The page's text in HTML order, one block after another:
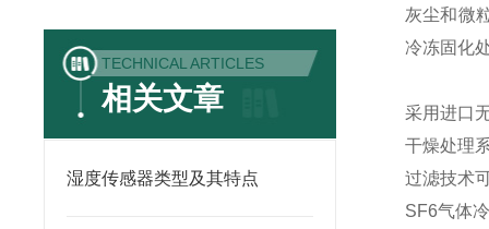
TECHNICAL ARTICLES
相关文章
湿度传感器类型及其特点
灰尘和微
冷冻固化
采用进口
干燥处理
过滤技术
SF6气体